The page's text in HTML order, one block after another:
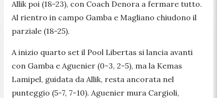
Allik poi (18-23), con Coach Denora a fermare tutto.
Al rientro in campo Gamba e Magliano chiudono il
parziale (18-25).
A inizio quarto set il Pool Libertas si lancia avanti
con Gamba e Aguenier (0-3, 2-5), ma la Kemas
Lamipel, guidata da Allik, resta ancorata nel
punteggio (5-7, 7-10). Aguenier mura Cargioli,